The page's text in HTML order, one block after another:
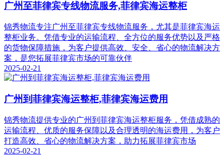
广州至菲律宾专线物流服务,菲律宾海运整柜
锦秀物流专注广州至菲律宾专线物流服务，尤其是菲律宾海运
整柜业务。凭借专业的运输流程、全方位的服务优势以及严格
的货物保障措施，为客户提供高效、安全、省心的物流解决方
案，是您拓展菲律宾市场的可靠伙伴
2025-02-21
广州到菲律宾海运整柜,菲律宾海运费用
锦秀物流提供专业的广州到菲律宾海运整柜服务，凭借成熟的
运输流程、优质的服务保障以及合理透明的海运费用，为客户
打造高效、省心的物流解决方案，助力拓展菲律宾市场
2025-02-21